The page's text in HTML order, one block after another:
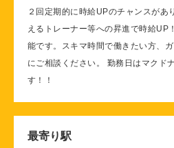
２回定期的に時給UPのチャンスがあ
えるトレーナー等への昇進で時給UP
能です。スキマ時間で働きたい方、
にご相談ください。 勤務日はマクド
す！！
最寄り駅